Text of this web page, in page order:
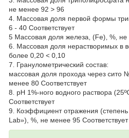
не менее 92 > 96
4. Массовая доля первой формы
6 - 40 Соответствует
5 Массовая доля железа, (Fe), %,
6. Массовая доля нерастворимых в
более 0,20 < 0,10
7. Гранулометрический состав:
массовая доля прохода через сито
менее 80 Соответствует
8. рН 1%-ного водного раствора
Соответствует
9. Коэффициент отражения
Lab»), %, не менее 95 Соответствует